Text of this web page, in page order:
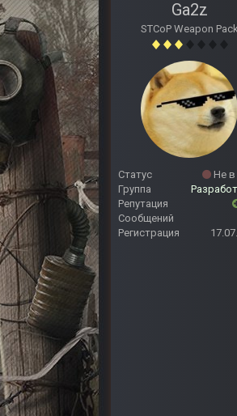
Ga2z
STCoP Weapon Pack
Статус
Не в
Группа
Репутация
Сообщений
Регистрация